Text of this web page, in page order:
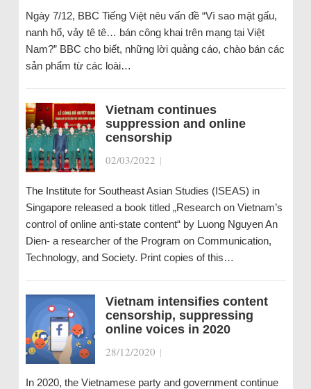
Ngày 7/12, BBC Tiếng Việt nêu vấn đề “Vì sao mật gấu,
nanh hổ, vảy tê tê… bán công khai trên mạng tại Việt
Nam?” BBC cho biết, những lời quảng cáo, chào bán các
sản phẩm từ các loài…
Vietnam continues
suppression and online
censorship
02/03/2022 |
The Institute for Southeast Asian Studies (ISEAS) in
Singapore released a book titled „Research on Vietnam’s
control of online anti-state content“ by Luong Nguyen An
Dien- a researcher of the Program on Communication,
Technology, and Society. Print copies of this…
Vietnam intensifies content
censorship, suppressing
online voices in 2020
28/12/2020 |
In 2020, the Vietnamese party and government continue